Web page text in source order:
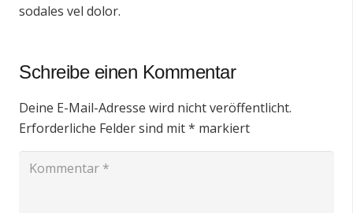
sodales vel dolor.
Schreibe einen Kommentar
Deine E-Mail-Adresse wird nicht veröffentlicht.
Erforderliche Felder sind mit* markiert